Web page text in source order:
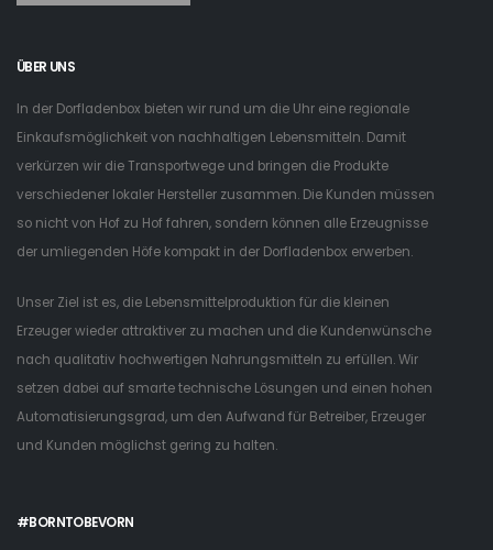
ÜBER UNS
In der Dorfladenbox bieten wir rund um die Uhr eine regionale
Einkaufsmöglichkeit von nachhaltigen Lebensmitteln. Damit
verkürzen wir die Transportwege und bringen die Produkte
verschiedener lokaler Hersteller zusammen. Die Kunden müssen
so nicht von Hof zu Hof fahren, sondern können alle Erzeugnisse
der umliegenden Höfe kompakt in der Dorfladenbox erwerben.
Unser Ziel ist es, die Lebensmittelproduktion für die kleinen
Erzeuger wieder attraktiver zu machen und die Kundenwünsche
nach qualitativ hochwertigen Nahrungsmitteln zu erfüllen. Wir
setzen dabei auf smarte technische Lösungen und einen hohen
Automatisierungsgrad, um den Aufwand für Betreiber, Erzeuger
und Kunden möglichst gering zu halten.
#BORNTOBEVORN